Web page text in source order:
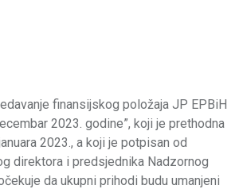
finansijskog položaja JP EPBiH
2023. godine”, koji je prethodna
2023., a koji je potpisan od
direktora i predsjednika Nadzornog
da ukupni prihodi budu umanjeni